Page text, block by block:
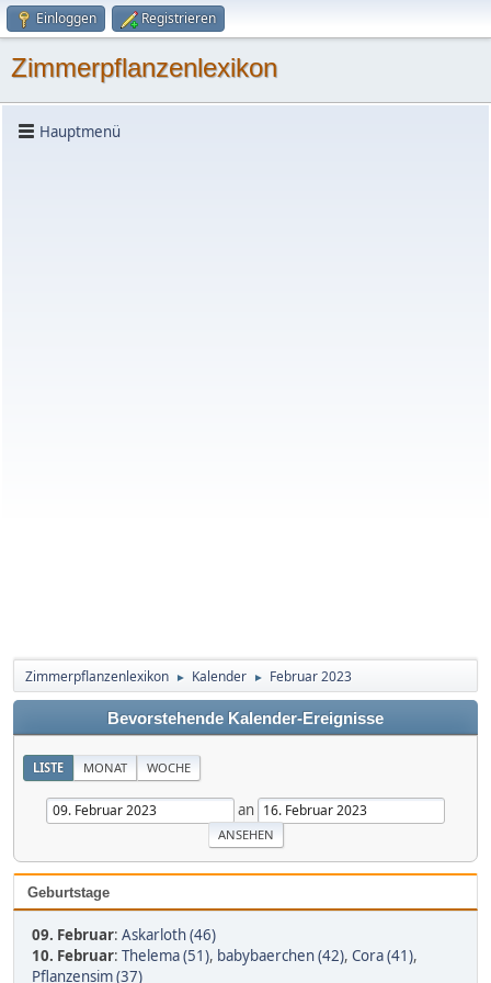
Einloggen Registrieren
Zimmerpflanzenlexikon
Hauptmenü
Zimmerpflanzenlexikon ► Kalender ► Februar 2023
Bevorstehende Kalender-Ereignisse
LISTE MONAT WOCHE
an
Geburtstage
09. Februar: Askarloth (46)
10. Februar: Thelema (51), babybaerchen (42), Cora (41),
Pflanzensim (37)